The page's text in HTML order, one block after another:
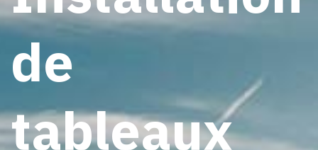
de
tableaux